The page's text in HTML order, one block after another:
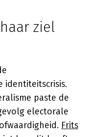
ziel
identiteitscrisis.
paste de
electorale
Frits